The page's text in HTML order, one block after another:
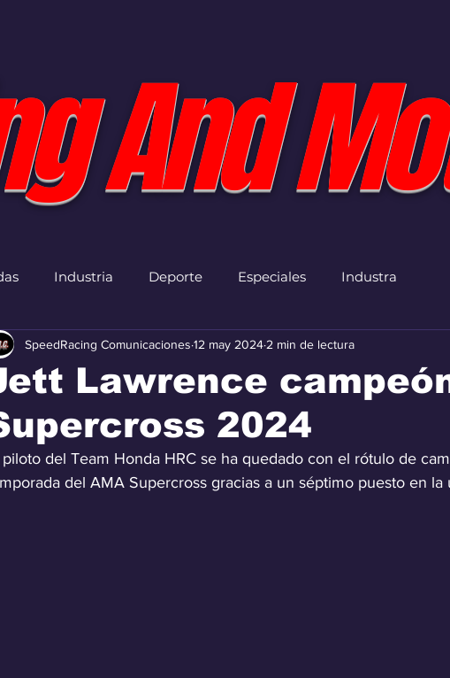
And
Industria Deporte Especiales Industra
Lawrence
2024
SpeedRacing Comunicaciones 12 may 2024 2 min de lectura
piloto del Team Honda HRC se ha quedado con el rótulo de
del AMA Supercross gracias a un séptimo puesto en la